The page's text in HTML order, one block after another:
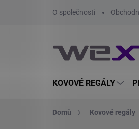
O společnosti
KOVOVÉ REGÁLY
Domů Kovové regály